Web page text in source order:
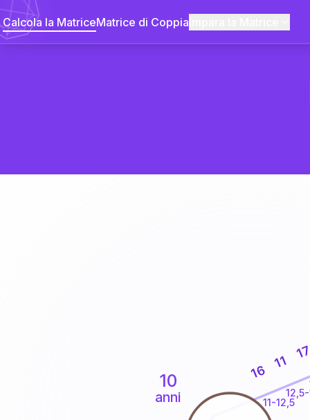
Calcola la MatriceMatrice di Coppia
10
anni 11-12,5
16 11
17